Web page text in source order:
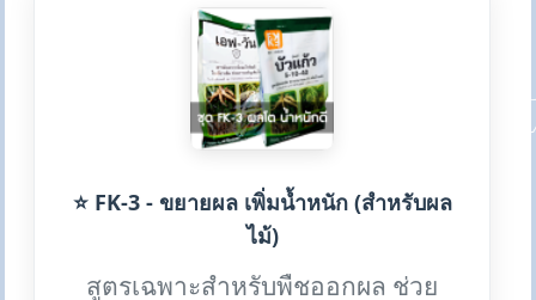
⭐ FK-3 - ขยายผล เพิ่มน้ำหนัก (สำหรับผล
ไม้)
สูตรเฉพาะสำหรับพืชออกผล ช่วย